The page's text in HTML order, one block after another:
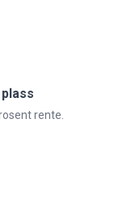
rente.